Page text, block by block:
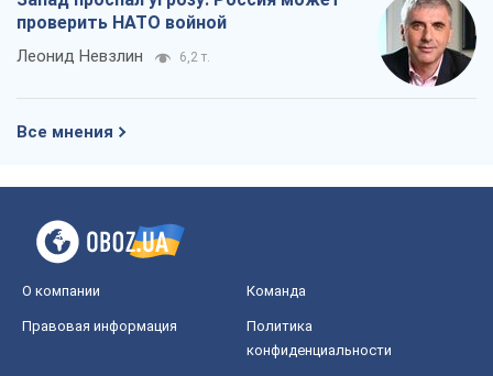
проверить НАТО войной
Леонид Невзлин 6,2 т.
Все мнения
О компании Команда
Правовая информация
Политика
конфиденциальности